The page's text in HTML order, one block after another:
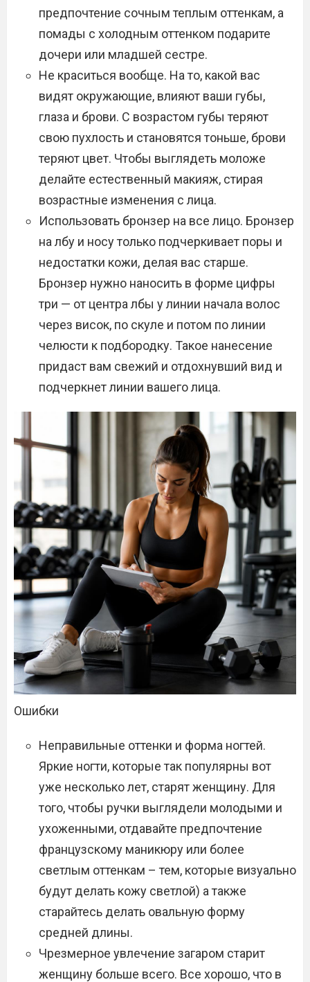
предпочтение сочным теплым оттенкам, а
помады с холодным оттенком подарите
дочери или младшей сестре.
Не краситься вообще. На то, какой вас
видят окружающие, влияют ваши губы,
глаза и брови. С возрастом губы теряют
свою пухлость и становятся тоньше, брови
теряют цвет. Чтобы выглядеть моложе
делайте естественный макияж, стирая
возрастные изменения с лица.
Использовать бронзер на все лицо. Бронзер
на лбу и носу только подчеркивает поры и
недостатки кожи, делая вас старше.
Бронзер нужно наносить в форме цифры
три — от центра лбы у линии начала волос
через висок, по скуле и потом по линии
челюсти к подбородку. Такое нанесение
придаст вам свежий и отдохнувший вид и
подчеркнет линии вашего лица.
Ошибки
Неправильные оттенки и форма ногтей.
Яркие ногти, которые так популярны вот
уже несколько лет, старят женщину. Для
того, чтобы ручки выглядели молодыми и
ухоженными, отдавайте предпочтение
французскому маникюру или более
светлым оттенкам – тем, которые визуально
будут делать кожу светлой) а также
старайтесь делать овальную форму
средней длины.
Чрезмерное увлечение загаром старит
женщину больше всего. Все хорошо, что в